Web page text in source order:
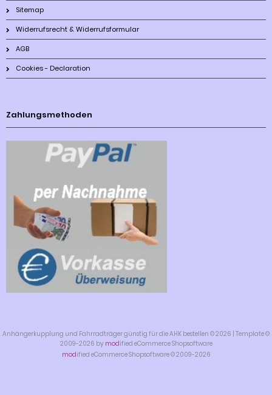
Sitemap
Widerrufsrecht & Widerrufsformular
AGB
Cookies - Declaration
Zahlungsmethoden
Anhängerkupplung und Fahrradträger günstig für die AHK bestellen © 2026 | Template ©
2009-2026 by modified eCommerce Shopsoftware
modified eCommerce Shopsoftware © 2009-2026